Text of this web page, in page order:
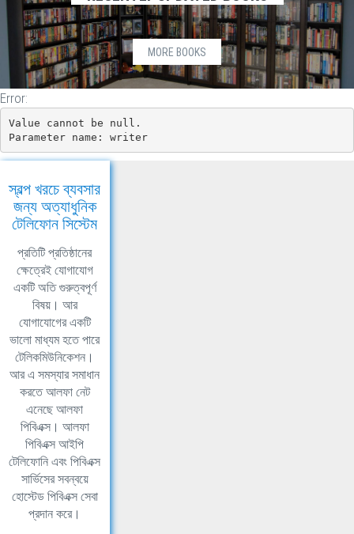
MORE BOOKS
Error:
Value cannot be null.
Parameter name: writer
স্বল্প খরচে ব্যবসার
জন্য অত্যাধুনিক
টেলিফোন সিস্টেম
প্রতিটি প্রতিষ্ঠানের
ক্ষেত্রেই যোগাযোগ
একটি অতি গুরুত্বপূর্ণ
বিষয়। আর
যোগাযোগের একটি
ভালো মাধ্যম হতে পারে
টেলিকমিউনিকেশন।
আর এ সমস্যার সমাধান
করতে আলফা নেট
এনেছে আলফা
পিবিএক্স। আলফা
পিবিএক্স আইপি
টেলিফোনি এবং পিবিএক্স
সার্ভিসের সবন্বয়ে
হোস্টেড পিবিএক্স সেবা
প্রদান করে।